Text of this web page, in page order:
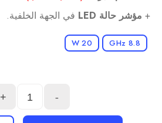
+ مؤشر حالة LED في الجهة الخلفية.
8.8 GHz
20 W
-
+